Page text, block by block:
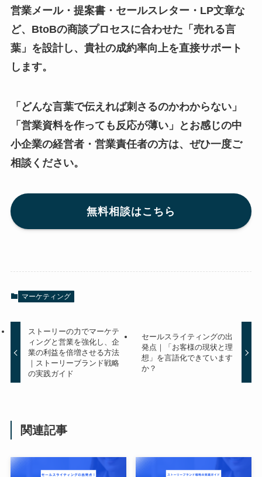
営業メール・提案書・セールスレター・LP文章な
ど、BtoBの商談プロセスに合わせた「売れる言
葉」を設計し、貴社の成約率向上を直接サポート
します。
「どんな言葉で伝えれば刺さるのかわからない」
「営業資料を作っても反応が薄い」とお感じの中
小企業の経営者・営業責任者の方は、ぜひ一度ご
相談ください。
無料相談はこちら
マーケティング
ストーリーの力でマーケテ
ィングと営業を強化し、企
業の利益を倍増させる方法
｜ストーリーブランド戦略
の実践ガイド
セールスライティングの出
発点｜「お客様の現状と理
想」を言語化できています
か？
関連記事